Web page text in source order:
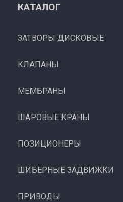
КАТАЛОГ
ЗАТВОРЫ ДИСКОВЫЕ
КЛАПАНЫ
МЕМБРАНЫ
ШАРОВЫЕ КРАНЫ
ПОЗИЦИОНЕРЫ
ШИБЕРНЫЕ ЗАДВИЖКИ
ПРИВОДЫ